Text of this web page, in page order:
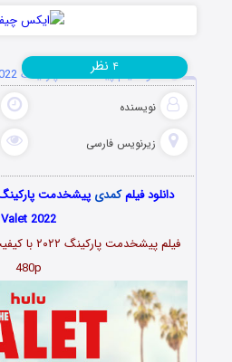
دانلود فیلم پیشخدمت پارکینگ The Valet 2022
نویسنده
زیرنویس فارسی
۴ نظر
دانلود فیلمکمدی
Valet 2022
480p